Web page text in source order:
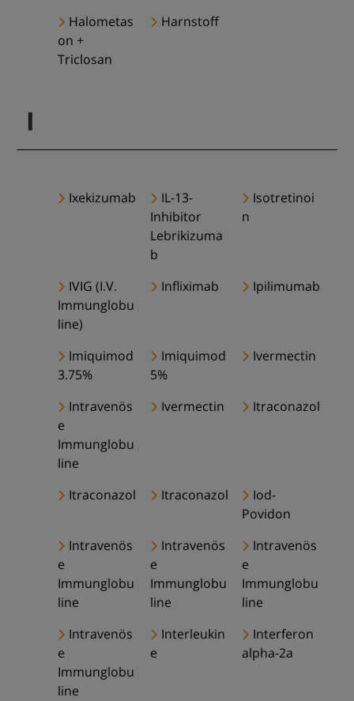
Halometas
on +
Triclosan
Harnstoff
I
Ixekizumab
IL-13-
Inhibitor
Lebrikizuma
b
Isotretinoi
n
IVIG (I.V.
Immunglobu
line)
Infliximab Ipilimumab
Imiquimod
3.75%
Imiquimod
5%
Ivermectin
Intravenös
e
Immunglobu
line
Ivermectin Itraconazol
Itraconazol Itraconazol
Iod-
Povidon
Intravenös
e
Immunglobu
line
Intravenös
e
Immunglobu
line
Intravenös
e
Immunglobu
line
Intravenös
e
Immunglobu
line
Interleukin
e
Interferon
alpha-2a